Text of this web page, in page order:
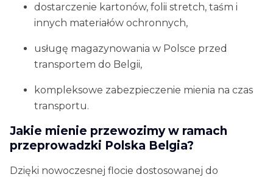
dostarczenie kartonów, folii stretch, taśm i
innych materiałów ochronnych,
usługę magazynowania w Polsce przed
transportem do Belgii,
kompleksowe zabezpieczenie mienia na czas
transportu.
Jakie mienie przewozimy w ramach
przeprowadzki Polska Belgia?
Dzięki nowoczesnej flocie dostosowanej do